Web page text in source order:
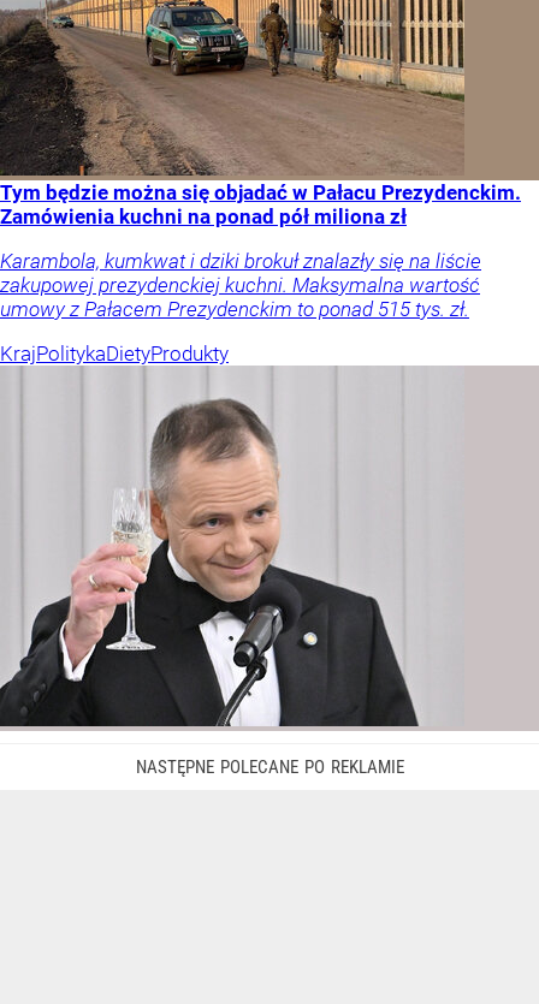
Tym będzie można się objadać w Pałacu Prezydenckim.
Zamówienia kuchni na ponad pół miliona zł
Karambola, kumkwat i dziki brokuł znalazły się na liście
zakupowej prezydenckiej kuchni. Maksymalna wartość
umowy z Pałacem Prezydenckim to ponad 515 tys. zł.
KrajPolitykaDietyProdukty